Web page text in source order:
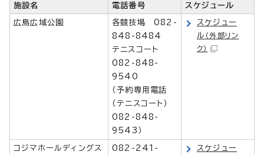
施設名 電話番号 スケジュール
広島広域公園
各競技場 082-
848-8484
テニスコート
082-848-
9540
（予約専用電話
（テニスコート）
082-848-
9543）
スケジュー
ル （外部リン
ク）
コジマホールディングス
082-241-
スケジュー